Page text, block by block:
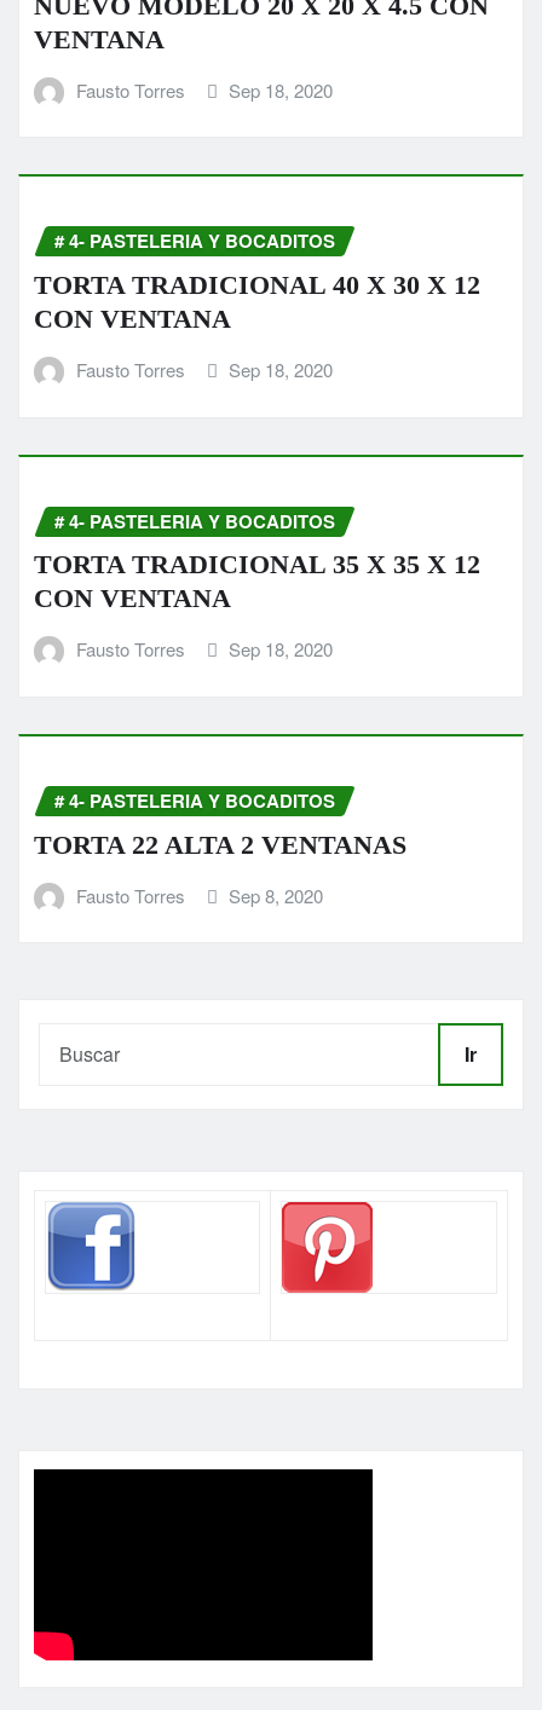
VENTANA
Fausto Torres Sep 18, 2020
# 4- PASTELERIA Y BOCADITOS
TORTA TRADICIONAL 40 X 30 X 12
CON VENTANA
Fausto Torres Sep 18, 2020
# 4- PASTELERIA Y BOCADITOS
TORTA TRADICIONAL 35 X 35 X 12
CON VENTANA
Fausto Torres Sep 18, 2020
# 4- PASTELERIA Y BOCADITOS
TORTA 22 ALTA 2 VENTANAS
Fausto Torres Sep 8, 2020
Ir